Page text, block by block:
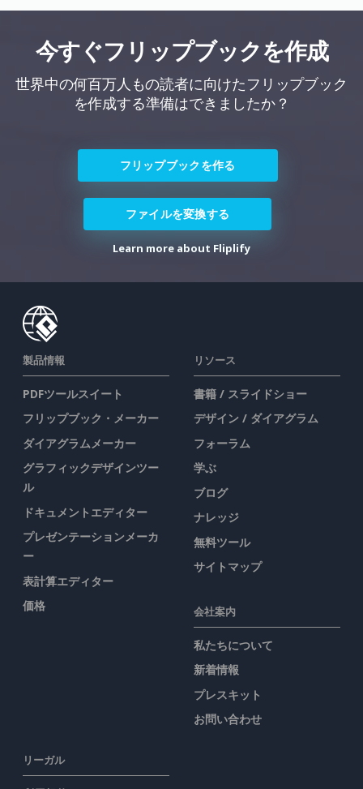
今すぐフリップブックを作成
世界中の何百万人もの読者に向けたフリップブック
を作成する準備はできましたか？
フリップブックを作る
ファイルを変換する
Learn more about Fliplify
製品情報
PDFツールスイート
フリップブック・メーカー
ダイアグラムメーカー
グラフィックデザインツー
ル
ドキュメントエディター
プレゼンテーションメーカ
ー
表計算エディター
価格
リソース
書籍 / スライドショー
デザイン / ダイアグラム
フォーラム
学ぶ
ブログ
ナレッジ
無料ツール
サイトマップ
会社案内
私たちについて
新着情報
プレスキット
お問い合わせ
リーガル